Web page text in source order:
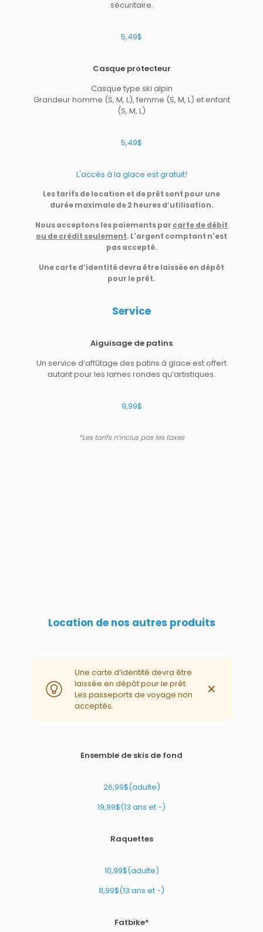
sécuritaire.
5,49$
Casque protecteur
Casque type ski alpin
Grandeur homme (S, M, L), femme (S, M, L) et enfant
(S, M, L)
5,49$
L'accès à la glace est gratuit!
Les tarifs de location et de prêt sont pour une
durée maximale de 2 heures d’utilisation.
Nous acceptons les paiements par carte de débit
ou de crédit seulement. L'argent comptant n'est
pas accepté.
Une carte d’identité devra être laissée en dépôt
pour le prêt.
Service
Aiguisage de patins
Un service d’affûtage des patins à glace est offert
autant pour les lames rondes qu’artistiques.
9,99$
*Les tarifs n’inclus pas les taxes
Location de nos autres produits
Une carte d’identité devra être
laissée en dépôt pour le prêt.
Les passeports de voyage non
acceptés.
✕
Ensemble de skis de fond
26,99$(adulte)
19,99$(13 ans et -)
Raquettes
10,99$(adulte)
8,99$(13 ans et -)
Fatbike*